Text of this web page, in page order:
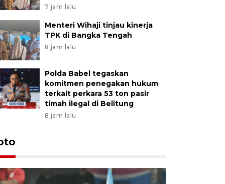
7 jam lalu
Menteri Wihaji tinjau kinerja
TPK di Bangka Tengah
8 jam lalu
Polda Babel tegaskan
komitmen penegakan hukum
terkait perkara 53 ton pasir
timah ilegal di Belitung
8 jam lalu